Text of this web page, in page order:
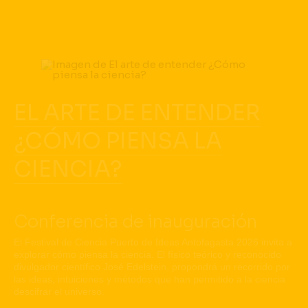
EL ARTE DE ENTENDER
¿CÓMO PIENSA LA
CIENCIA?
Conferencia de inauguración
El Festival de Ciencia Puerto de Ideas Antofagasta 2026 invita a
explorar cómo piensa la ciencia. El físico teórico y reconocido
divulgador científico José Edelstein, propondrá un recorrido por
las ideas, intuiciones y métodos que han permitido a la ciencia
descifrar el universo.